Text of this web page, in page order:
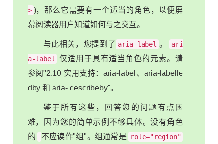
> )，那么它需要有一个适当的角色，以便屏
幕阅读器用户知道如何与之交互。
与此相关，您提到了 aria-label 。
ari
a-label
仅适用于具有适当角色的元素。请
参阅"2.10 实用支持：aria-label、aria-labelle
dby 和 aria- describeby"。
鉴于所有这些，回答您的问题有点困
难，因为您的简单示例不够具体。没有角色
的
不应读作"组"。组通常是 role="region"